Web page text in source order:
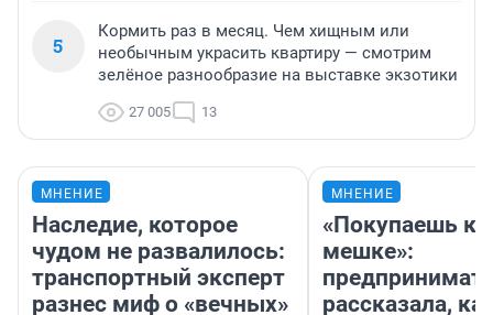
5
Кормить раз в месяц. Чем хищным или
необычным украсить квартиру — смотрим
зелёное разнообразие на выставке экзотики
27 005 13
МНЕНИЕ
Наследие, которое
чудом не развалилось:
транспортный эксперт
разнес миф о «вечных»
МНЕНИЕ
«Покупаешь
мешке»:
рассказала,